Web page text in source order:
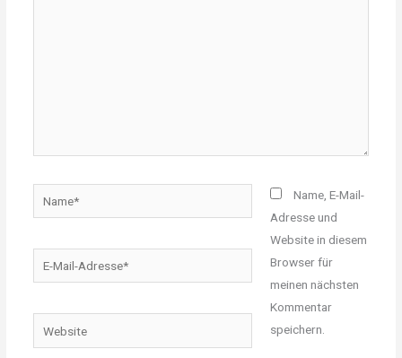
Mail-
Website
Name, E-Mail-
Adresse und
Website in diesem
Browser für
meinen nächsten
Kommentar
speichern.